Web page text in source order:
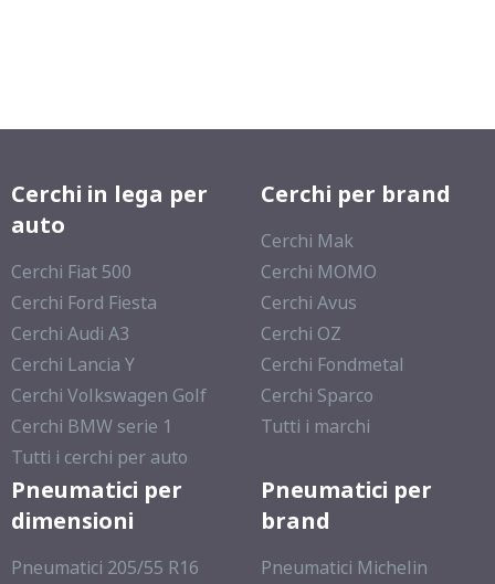
Cerchi in lega per
auto
Cerchi Fiat 500
Cerchi Ford Fiesta
Cerchi Audi A3
Cerchi Lancia Y
Cerchi Volkswagen Golf
Cerchi BMW serie 1
Tutti i cerchi per auto
Cerchi per brand
Cerchi Mak
Cerchi MOMO
Cerchi Avus
Cerchi OZ
Cerchi Fondmetal
Cerchi Sparco
Tutti i marchi
Pneumatici per
dimensioni
Pneumatici 205/55 R16
Pneumatici per
brand
Pneumatici Michelin